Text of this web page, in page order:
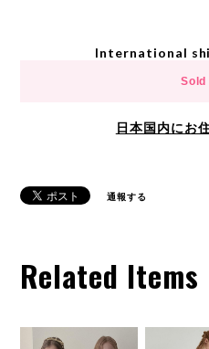
International
Sold
日本国内にお
通報する
Related Items